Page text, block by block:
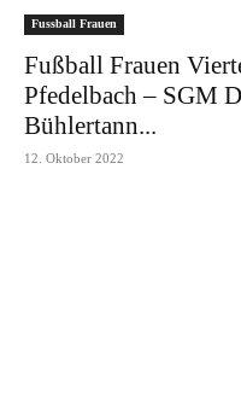
Fussball Frauen
Fußball Frauen
Pfedelbach – SGM
Bühlertann...
12. Oktober 2022